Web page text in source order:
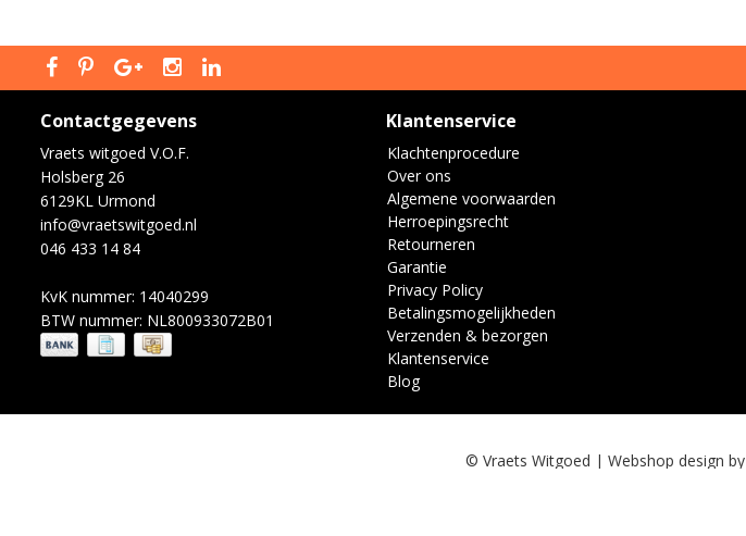
Contactgegevens
Vraets witgoed V.O.F.
Holsberg 26
6129KL Urmond
info@vraetswitgoed.nl
046 433 14 84
KvK nummer: 14040299
BTW nummer: NL800933072B01
Klantenservice
Klachtenprocedure
Over ons
Algemene voorwaarden
Herroepingsrecht
Retourneren
Garantie
Privacy Policy
Betalingsmogelijkheden
Verzenden & bezorgen
Klantenservice
Blog
© Vraets Witgoed | Webshop design by